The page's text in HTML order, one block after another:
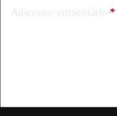
Adicionar comentário *